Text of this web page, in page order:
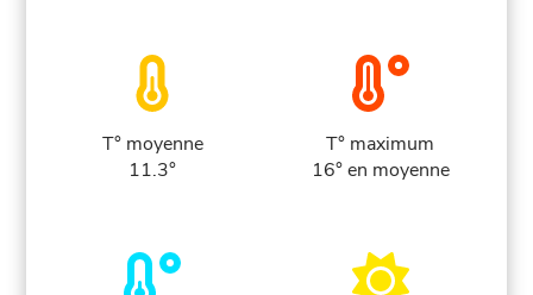
T° moyenne
11.3°
T° maximum
16° en moyenne